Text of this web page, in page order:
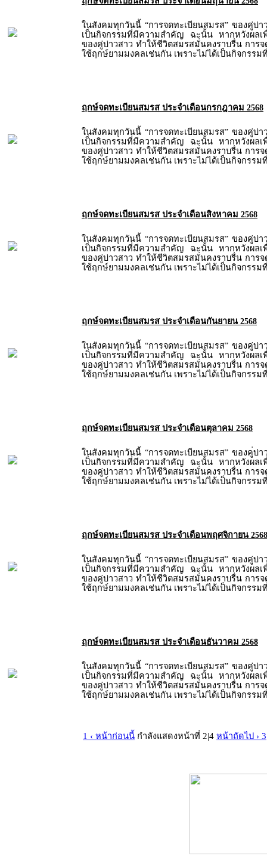
ในสังคมทุกวันนี้ “การจดทะเบียนสมรส” ของคู่บ่า
เป็นกิจกรรมที่มีความสำคัญ ฉะนั้น หากหวังผลเพื่
ของคู่บ่าวสาว ทำให้ชีวิตสมรสมั่นคงราบรื่น การจ
ใช้ฤกษ์ยามมงคลเช่นกัน เพราะไม่ได้เป็นกิจกรรม
ฤกษ์จดทะเบียนสมรส ประจำเดือนกรกฎาคม 2568
ในสังคมทุกวันนี้ “การจดทะเบียนสมรส” ของคู่บ่า
เป็นกิจกรรมที่มีความสำคัญ ฉะนั้น หากหวังผลเพื่
ของคู่บ่าวสาว ทำให้ชีวิตสมรสมั่นคงราบรื่น การจ
ใช้ฤกษ์ยามมงคลเช่นกัน เพราะไม่ได้เป็นกิจกรรม
ฤกษ์จดทะเบียนสมรส ประจำเดือนสิงหาคม 2568
ในสังคมทุกวันนี้ “การจดทะเบียนสมรส” ของคู่บ่า
เป็นกิจกรรมที่มีความสำคัญ ฉะนั้น หากหวังผลเพื่
ของคู่บ่าวสาว ทำให้ชีวิตสมรสมั่นคงราบรื่น การจ
ใช้ฤกษ์ยามมงคลเช่นกัน เพราะไม่ได้เป็นกิจกรรม
ฤกษ์จดทะเบียนสมรส ประจำเดือนกันยายน 2568
ในสังคมทุกวันนี้ “การจดทะเบียนสมรส” ของคู่บ่า
เป็นกิจกรรมที่มีความสำคัญ ฉะนั้น หากหวังผลเพื่
ของคู่บ่าวสาว ทำให้ชีวิตสมรสมั่นคงราบรื่น การจ
ใช้ฤกษ์ยามมงคลเช่นกัน เพราะไม่ได้เป็นกิจกรรม
ฤกษ์จดทะเบียนสมรส ประจำเดือนตุลาคม 2568
ในสังคมทุกวันนี้ “การจดทะเบียนสมรส” ของคู่บ่า
เป็นกิจกรรมที่มีความสำคัญ ฉะนั้น หากหวังผลเพื่
ของคู่บ่าวสาว ทำให้ชีวิตสมรสมั่นคงราบรื่น การจ
ใช้ฤกษ์ยามมงคลเช่นกัน เพราะไม่ได้เป็นกิจกรรม
ฤกษ์จดทะเบียนสมรส ประจำเดือนพฤศจิกายน 2568
ในสังคมทุกวันนี้ “การจดทะเบียนสมรส” ของคู่บ่า
เป็นกิจกรรมที่มีความสำคัญ ฉะนั้น หากหวังผลเพื่
ของคู่บ่าวสาว ทำให้ชีวิตสมรสมั่นคงราบรื่น การจ
ใช้ฤกษ์ยามมงคลเช่นกัน เพราะไม่ได้เป็นกิจกรรม
ฤกษ์จดทะเบียนสมรส ประจำเดือนธันวาคม 2568
ในสังคมทุกวันนี้ “การจดทะเบียนสมรส” ของคู่บ่า
เป็นกิจกรรมที่มีความสำคัญ ฉะนั้น หากหวังผลเพื่
ของคู่บ่าวสาว ทำให้ชีวิตสมรสมั่นคงราบรื่น การจ
ใช้ฤกษ์ยามมงคลเช่นกัน เพราะไม่ได้เป็นกิจกรรม
1 ‹ หน้าก่อนนี้ กำลังแสดงหน้าที่ 2|4 หน้าถัดไป › 3